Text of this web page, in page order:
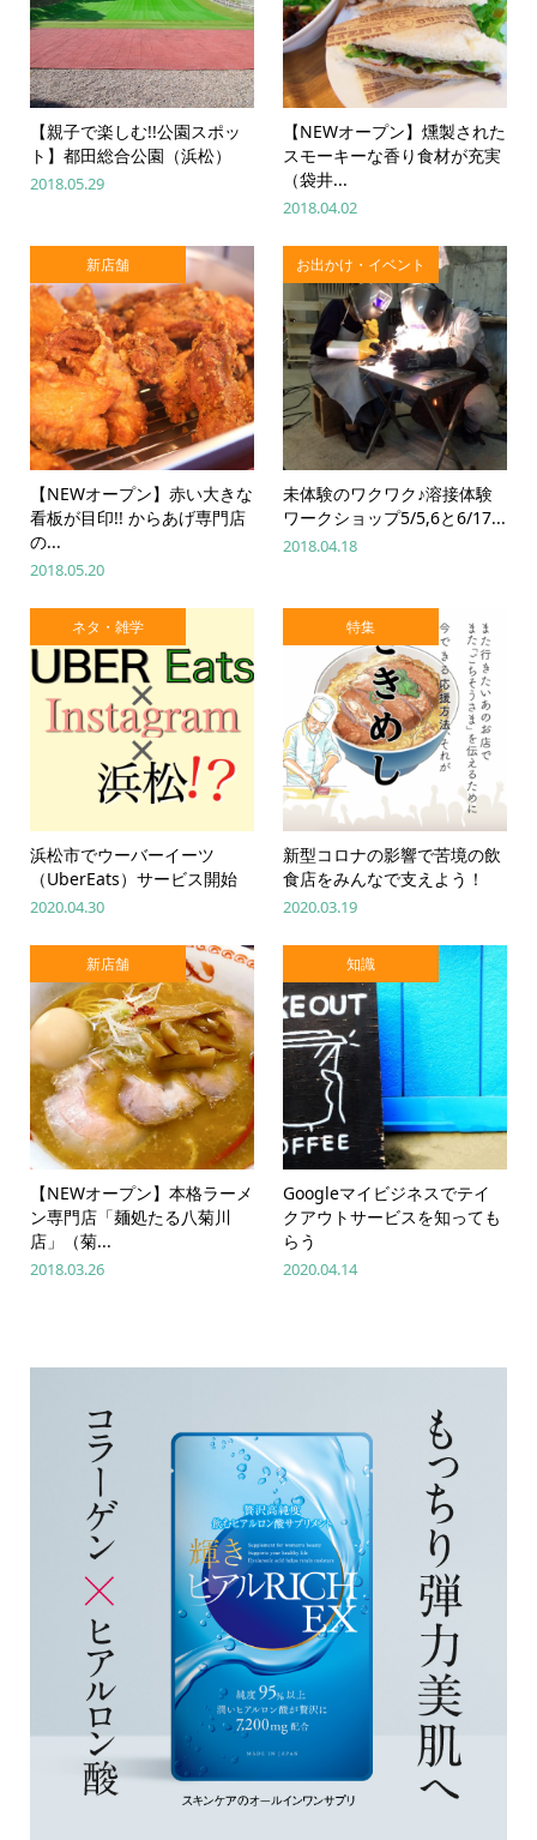
【親子で楽しむ!!公園スポッ
ト】都田総合公園（浜松）
2018.05.29
【NEWオープン】燻製された
スモーキーな香り食材が充実
（袋井...
2018.04.02
新店舗
【NEWオープン】赤い大きな
看板が目印!! からあげ専門店
の...
2018.05.20
お出かけ・イベント
未体験のワクワク♪溶接体験
ワークショップ5/5,6と6/17...
2018.04.18
ネタ・雑学
浜松市でウーバーイーツ
（UberEats）サービス開始
2020.04.30
特集
新型コロナの影響で苦境の飲
食店をみんなで支えよう！
2020.03.19
新店舗
【NEWオープン】本格ラーメ
ン専門店「麺処たる八菊川
店」（菊...
2018.03.26
知識
Googleマイビジネスでテイ
クアウトサービスを知っても
らう
2020.04.14